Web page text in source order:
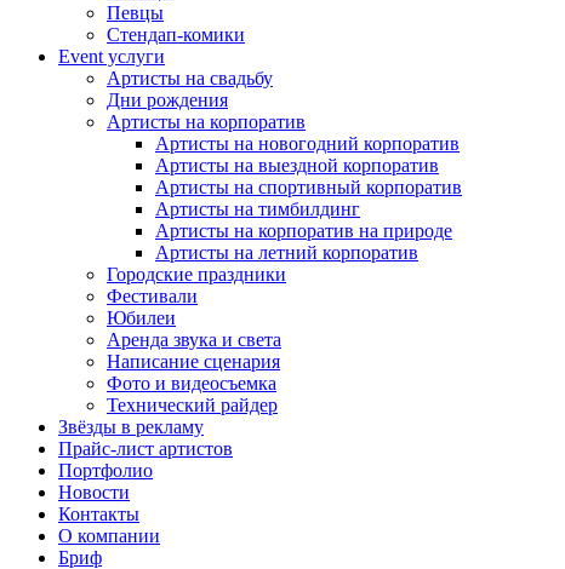
Певцы
Стендап-комики
Event услуги
Артисты на свадьбу
Дни рождения
Артисты на корпоратив
Артисты на новогодний корпоратив
Артисты на выездной корпоратив
Артисты на спортивный корпоратив
Артисты на тимбилдинг
Артисты на корпоратив на природе
Артисты на летний корпоратив
Городские праздники
Фестивали
Юбилеи
Аренда звука и света
Написание сценария
Фото и видеосъемка
Технический райдер
Звёзды в рекламу
Прайс-лист артистов
Портфолио
Новости
Контакты
О компании
Бриф